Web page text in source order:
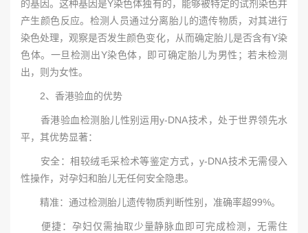
的基因。这种基因是Y染色体独有的，能够被特定的试剂染色并
产生颜色反应。检测人员通过分离胎儿的遗传物质，对其进行
染色处理，观察是否发生颜色变化，从而确定胎儿是否含有Y染
色体。一旦检测出Y染色体，即可确定胎儿为男性；若未检测
出，则为女性。
2、香港验血的优势
香港验血检测胎儿性别运用y-DNA技术，处于世界领先水
平，其优势显著：
安全：相较绒毛采检术等鉴定方式，y-DNA技术无需侵入
性操作，对孕妇和胎儿无任何安全隐患。
精准：通过检测胎儿遗传物质判断性别，准确率超99%。
便捷：孕妇仅需抽取少量静脉血即可完成检测，无需住